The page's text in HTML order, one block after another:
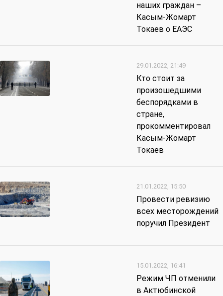
наших граждан –
Касым-Жомарт
Токаев о ЕАЭС
29.01.2022, 21:49
Кто стоит за
произошедшими
беспорядками в
стране,
прокомментировал
Касым-Жомарт
Токаев
21.01.2022, 15:50
Провести ревизию
всех месторождений
поручил Президент
15.01.2022, 16:41
Режим ЧП отменили
в Актюбинской